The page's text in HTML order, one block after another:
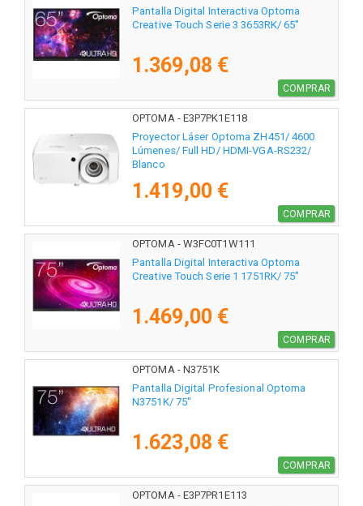
Pantalla Digital Interactiva Optoma
Creative Touch Serie 3 3653RK/ 65"
1.369,08 €
COMPRAR
OPTOMA - E3P7PK1E118
Proyector Láser Optoma ZH451/ 4600
Lúmenes/ Full HD/ HDMI-VGA-RS232/
Blanco
1.419,00 €
COMPRAR
OPTOMA - W3FC0T1W111
Pantalla Digital Interactiva Optoma
Creative Touch Serie 1 1751RK/ 75"
1.469,00 €
COMPRAR
OPTOMA - N3751K
Pantalla Digital Profesional Optoma
N3751K/ 75"
1.623,08 €
COMPRAR
OPTOMA - E3P7PR1E113